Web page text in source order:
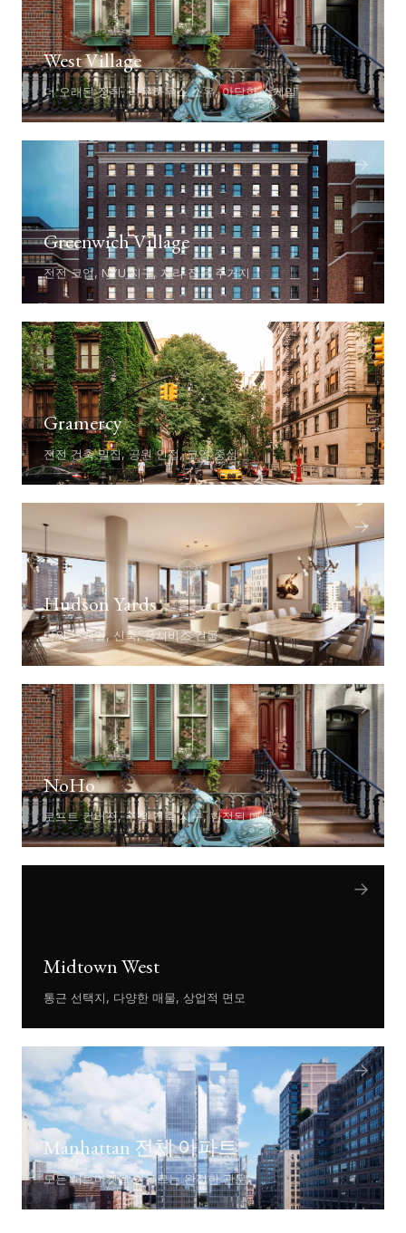
West Village
더 오래된 정취, 타운하우스 소유, 아담한 스케일
Greenwich Village
전전 코업, NYU 지구, 자리 잡은 주거지
→
Gramercy
전전 건축 밀집, 공원 인접, 코업 중심
→
Hudson Yards
타워 스케일, 신축, 풀서비스 건물
→
NoHo
로프트 컨버전, 주철 건축 지구, 한정된 매물
→
Midtown West
통근 선택지, 다양한 매물, 상업적 면모
→
Manhattan 전체 아파트
모든 서브마켓을 아우르는 완전한 관문
→